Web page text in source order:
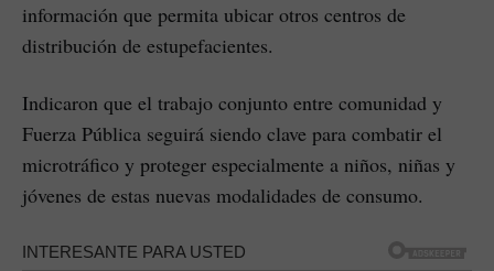
información que permita ubicar otros centros de
distribución de estupefacientes.
Indicaron que el trabajo conjunto entre comunidad y
Fuerza Pública seguirá siendo clave para combatir el
microtráfico y proteger especialmente a niños, niñas y
jóvenes de estas nuevas modalidades de consumo.